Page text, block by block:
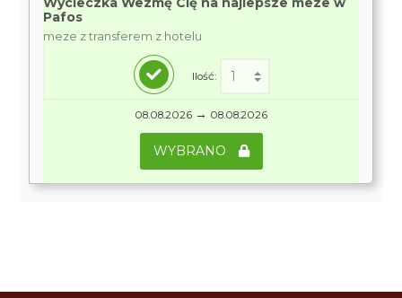
Pafos
meze z transferem z hotelu
Ilość:
08.08.2026 → 08.08.2026
WYBRANO